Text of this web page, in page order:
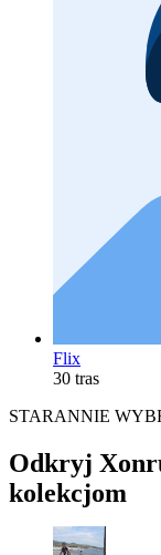
Flix
30 tras
STARANNIE
Odkryj
kolekcjom